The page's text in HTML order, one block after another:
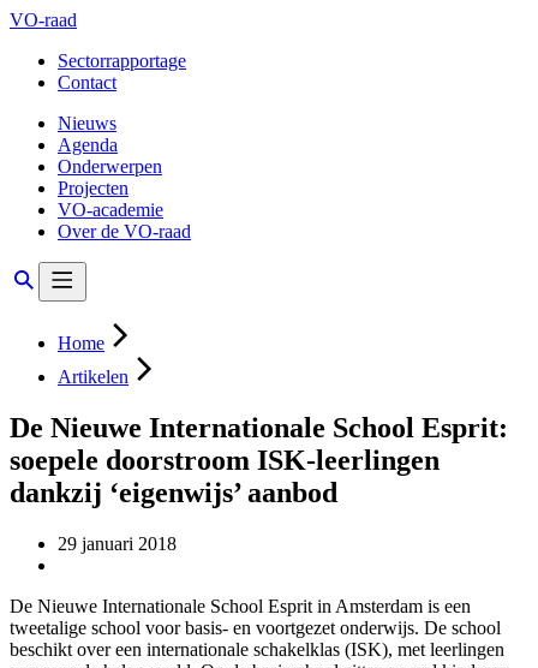
VO-raad
Sectorrapportage
Contact
Nieuws
Agenda
Onderwerpen
Projecten
VO-academie
Over de VO-raad
Home
Artikelen
De Nieuwe Internationale School Esprit:
soepele doorstroom ISK-leerlingen
dankzij ‘eigenwijs’ aanbod
29 januari 2018
De Nieuwe Internationale School Esprit in Amsterdam is een
tweetalige school voor basis- en voortgezet onderwijs. De school
beschikt over een internationale schakelklas (ISK), met leerlingen